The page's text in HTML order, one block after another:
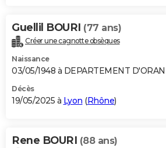
Guellil BOURI (77 ans)
Créer une cagnotte obsèques
Naissance
03/05/1948 à DEPARTEMENT D'ORAN
Décès
19/05/2025 à Lyon (Rhône)
Rene BOURI (88 ans)